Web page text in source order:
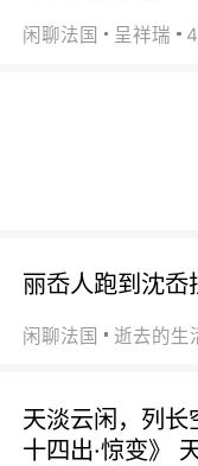
闲聊法国 呈祥瑞
丽岙人跑到沈岙
闲聊法国 逝去的生
天淡云闲，列长
十四出·惊变》